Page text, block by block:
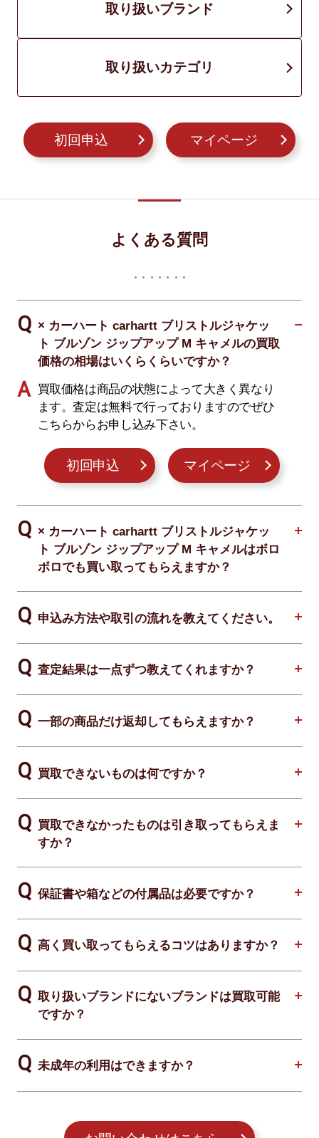
取り扱いブランド
取り扱いカテゴリ
初回申込 マイページ
よくある質問
× カーハート carhartt ブリストルジャケッ
ト ブルゾン ジップアップ M キャメルの買取
価格の相場はいくらくらいですか？
買取価格は商品の状態によって大きく異なり
ます。査定は無料で行っておりますのでぜひ
こちらからお申し込み下さい。
初回申込 マイページ
× カーハート carhartt ブリストルジャケッ
ト ブルゾン ジップアップ M キャメルはボロ
ボロでも買い取ってもらえますか？
申込み方法や取引の流れを教えてください。
査定結果は一点ずつ教えてくれますか？
一部の商品だけ返却してもらえますか？
買取できないものは何ですか？
買取できなかったものは引き取ってもらえま
すか？
保証書や箱などの付属品は必要ですか？
高く買い取ってもらえるコツはありますか？
取り扱いブランドにないブランドは買取可能
ですか？
未成年の利用はできますか？